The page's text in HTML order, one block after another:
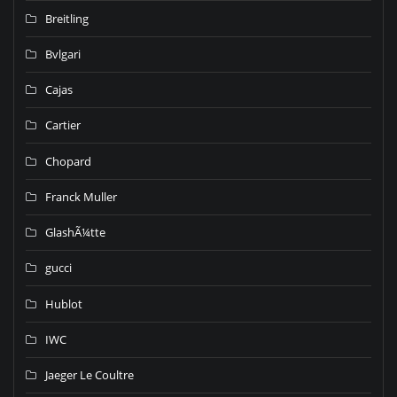
Breitling
Bvlgari
Cajas
Cartier
Chopard
Franck Muller
GlashÃ¼tte
gucci
Hublot
IWC
Jaeger Le Coultre